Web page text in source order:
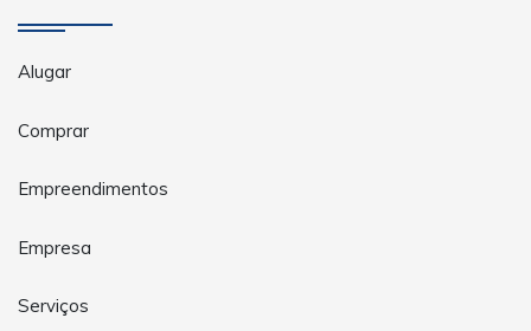
Alugar
Comprar
Empreendimentos
Empresa
Serviços